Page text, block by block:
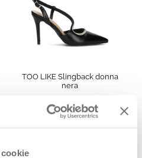
TOO LIKE Slingback donna
nera
50,00 -40% €29,90
SCOPRI